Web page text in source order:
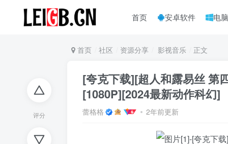
首页 安卓软件 电
评分
首页 社区 资源分享 影视音乐 正文
[夸克下载][超人和露易丝 第
[1080P][2024最新动作科幻]
蕾格格 2年前更新